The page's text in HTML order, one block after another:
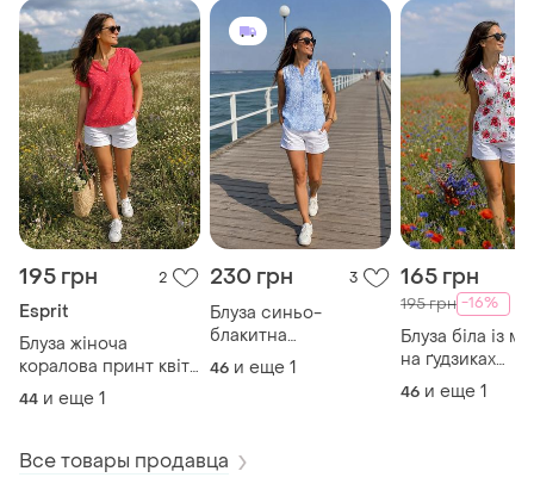
195 грн 2
Esprit
Блуза жіноча
коралова принт квіти
100%віскоза
44 и еще 1
230 грн 3
Блуза синьо-
блакитна
100%віскоза італія
46 и еще 1
165 грн
195 грн -16%
Блуза біла із
на ґудзиках
100%віскоза
46 и еще 1
Все товары продавца